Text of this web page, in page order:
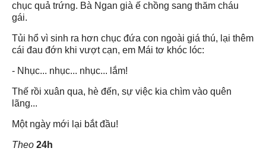
chục quả trứng. Bà Ngan già ế chồng sang thăm cháu
gái.
Tủi hổ vì sinh ra hơn chục đứa con ngoài giá thú, lại thêm
cái đau đớn khi vượt cạn, em Mái tơ khóc lóc:
- Nhục... nhục... nhục... lắm!
Thế rồi xuân qua, hè đến, sự việc kia chìm vào quên
lãng...
Một ngày mới lại bắt đầu!
Theo 24h